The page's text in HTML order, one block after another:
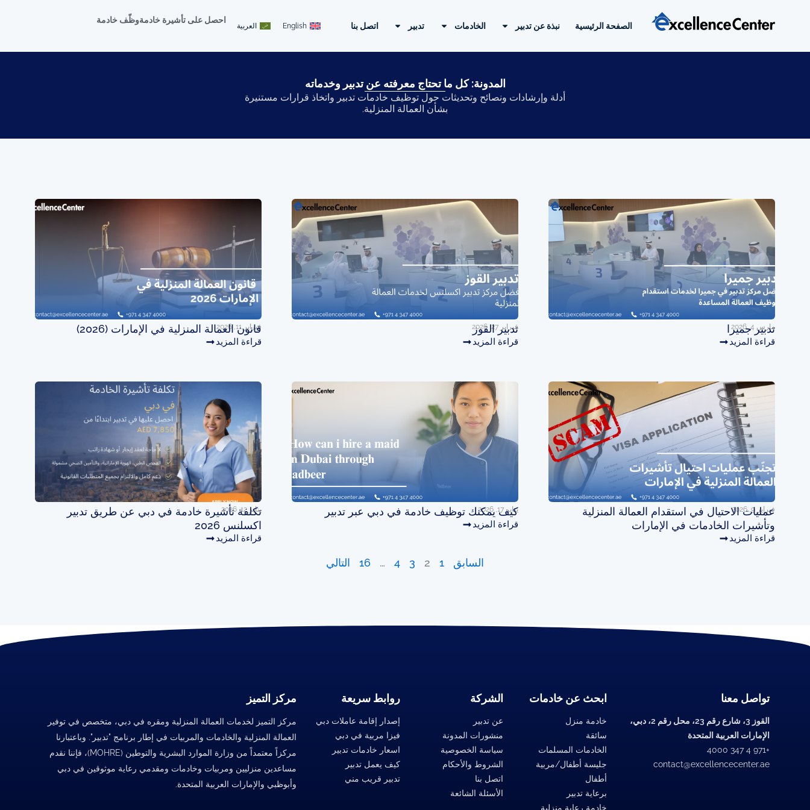
الصفحة الرئيسية نبذة عن تدبير الخادمات تدبير اتصل بنا English العربية
احصل على تأشيرة خادمةوظّف خادمة
المدونة: كل ما تحتاج معرفته عن تدبير وخدماته
أدلة وإرشادات ونصائح وتحديثات حول توظيف خادمات تدبير واتخاذ قرارات مستنيرة
بشأن العمالة المنزلية.
مارس 4, 2026
تدبير جميرا
قراءة المزيد
فبراير 27, 2026
تدبير القوز
قراءة المزيد
فبراير 11, 2026
قانون العمالة المنزلية في الإمارات (2026)
قراءة المزيد
فبراير 9, 2026
عمليات الاحتيال في استقدام العمالة المنزلية
وتأشيرات الخادمات في الإمارات
قراءة المزيد
يناير 17, 2026
كيف يمكنك توظيف خادمة في دبي عبر تدبير
قراءة المزيد
يناير 12, 2026
تكلفة تأشيرة خادمة في دبي عن طريق تدبير
اكسلنس 2026
قراءة المزيد
السابق
Page
1
Page
2
Page
3
Page
4
…
Page
16 التالي
تواصل معنا
القوز 3، شارع رقم 23، محل رقم 2، دبي،
الإمارات العربية المتحدة
+971 4 347 4000
contact@excellencecenter.ae
ابحث عن خادمات
خادمة منزل
سائقة
الخادمات المسلمات
جليسة أطفال/مربية
أطفال
برعاية تدبير
خادمة رعاية منزلية
الشركة
عن تدبير
منشورات المدونة
سياسة الخصوصية
الشروط والأحكام
اتصل بنا
الأسئلة الشائعة
روابط سريعة
إصدار إقامة عاملات دبي
فيزا مربية في دبي
اسعار خادمات تدبير
كيف يعمل تدبير
تدبير قريب مني
مركز التميز
مركز التميز لخدمات العمالة المنزلية ومقره في دبي، متخصص في توفير
العمالة المنزلية والخادمات والمربيات في إطار برنامج "تدبير". وباعتبارنا
مركزاً معتمداً من وزارة الموارد البشرية والتوطين (MOHRE)، فإننا نقدم
مساعدين منزليين ومربيات وخادمات ومقدمي رعاية موثوقين في دبي
وأبوظبي والإمارات العربية المتحدة.